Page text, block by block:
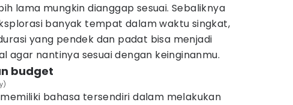
lama mungkin dianggap sesuai. Sebaliknya
banyak tempat dalam waktu singkat,
yang pendek dan padat bisa menjadi
agar nantinya sesuai dengan keinginanmu.
budget
bahasa tersendiri dalam melakukan